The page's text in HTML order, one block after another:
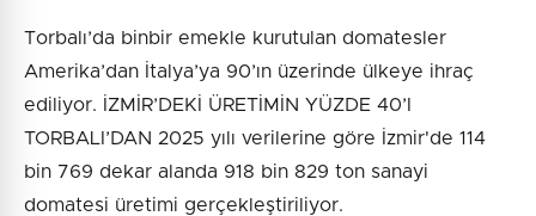
Torbalı’da binbir emekle kurutulan domatesler
Amerika’dan İtalya’ya 90’ın üzerinde ülkeye ihraç
ediliyor. İZMİR’DEKİ ÜRETİMİN YÜZDE 40’I
TORBALI’DAN 2025 yılı verilerine göre İzmir'de 114
bin 769 dekar alanda 918 bin 829 ton sanayi
domatesi üretimi gerçekleştiriliyor.